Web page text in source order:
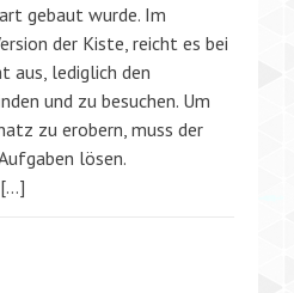
gebaut wurde. Im
der Kiste, reicht es bei
aus, lediglich den
und zu besuchen. Um
zu erobern, muss der
lösen.
[…]